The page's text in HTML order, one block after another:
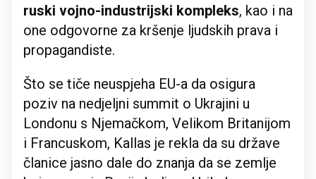
ruski vojno-industrijski kompleks, kao i na
one odgovorne za kršenje ljudskih prava i
propagandiste.
Što se tiče neuspjeha EU-a da osigura
poziv na nedjeljni summit o Ukrajini u
Londonu s Njemačkom, Velikom Britanijom
i Francuskom, Kallas je rekla da su države
članice jasno dale do znanja da se zemlje